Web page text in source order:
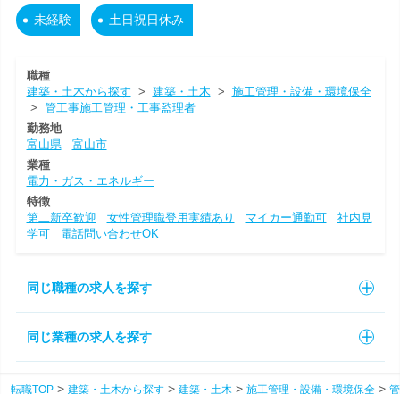
未経験 土日祝日休み
職種
建築・土木から探す > 建築・土木 > 施工管理・設備・環境保全
> 管工事施工管理・工事監理者
勤務地
富山県
富山市
業種
電力・ガス・エネルギー
特徴
第二新卒歓迎
女性管理職登用実績あり マイカー通勤可
社内見
学可
電話問い合わせOK
同じ職種の求人を探す
同じ業種の求人を探す
転職TOP 建築・土木から探す 建築・土木 施工管理・設備・環境保全